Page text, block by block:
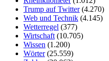
Trump auf Twitter(4.270)
Web und Technik (4.145)
Wetterregel (377)
Wirtschaft (10.705)
Wissen (1.200)
Wörter(25.559)